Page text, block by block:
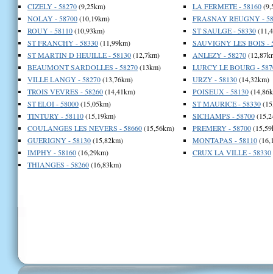
CIZELY - 58270(9,25km)
NOLAY - 58700(10,19km)
ROUY - 58110(10,93km)
ST FRANCHY - 58330(11,99km)
ST MARTIN D HEUILLE - 58130(12,7km)
BEAUMONT SARDOLLES - 58270(13km)
VILLE LANGY - 58270(13,76km)
TROIS VEVRES - 58260(14,41km)
ST ELOI - 58000(15,05km)
TINTURY - 58110(15,19km)
COULANGES LES NEVERS - 58660(15,56km)
GUERIGNY - 58130(15,82km)
IMPHY - 58160(16,29km)
THIANGES - 58260(16,83km)
LA FERMETE - 58160
FRASNAY REUGNY -
ST SAULGE - 58330
SAUVIGNY LES BOIS -
ANLEZY - 58270
LURCY LE BOURG -
URZY - 58130(14,32km)
POISEUX - 58130
ST MAURICE - 58330
SICHAMPS - 58700
PREMERY - 58700
MONTAPAS - 58110
CRUX LA VILLE - 58330